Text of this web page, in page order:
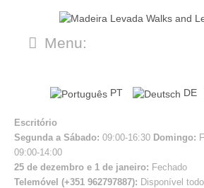
Menu:
PT DE
Escritório
Segunda a Sábado: 09:00-16:30 Domingo:
09:00-14:00
25 de dezembro e 1 de janeiro: Fechado
Telemóvel (+351 962797887): Disponível